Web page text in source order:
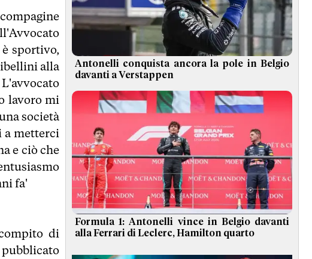
sportivo,
alla
lavoro mi
società
a metterci
e ciò che
fa'
di
pubblicato
Antonelli conquista ancora la pole in Belgio
davanti a Verstappen
Formula 1: Antonelli vince in Belgio davanti
alla Ferrari di Leclerc, Hamilton quarto